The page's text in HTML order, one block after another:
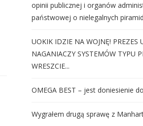
opinii publicznej i organów
państwowej o nielegalnych
UOKIK IDZIE NA WOJNĘ! PREZES
NAGANIACZY SYSTEMÓW TYPU
WRESZCIE...
OMEGA BEST – jest doniesienie
Wygrałem drugą sprawę z